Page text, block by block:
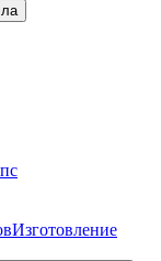
Изготовление